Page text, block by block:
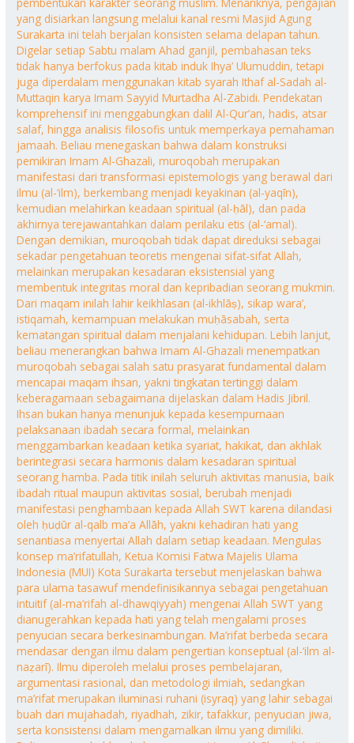
yang disiarkan langsung melalui kanal resmi Masjid Agung
Surakarta ini telah berjalan konsisten selama delapan tahun.
Digelar setiap Sabtu malam Ahad ganjil, pembahasan teks
tidak hanya berfokus pada kitab induk Ihya’ Ulumuddin, tetapi
juga diperdalam menggunakan kitab syarah Ithaf al-Sadah al-
Muttaqin karya Imam Sayyid Murtadha Al-Zabidi. Pendekatan
komprehensif ini menggabungkan dalil Al-Qur’an, hadis, atsar
salaf, hingga analisis filosofis untuk memperkaya pemahaman
jamaah. Beliau menegaskan bahwa dalam konstruksi
pemikiran Imam Al-Ghazali, muroqobah merupakan
manifestasi dari transformasi epistemologis yang berawal dari
ilmu (al-‘ilm), berkembang menjadi keyakinan (al-yaqīn),
kemudian melahirkan keadaan spiritual (al-ḥāl), dan pada
akhirnya terejawantahkan dalam perilaku etis (al-‘amal).
Dengan demikian, muroqobah tidak dapat direduksi sebagai
sekadar pengetahuan teoretis mengenai sifat-sifat Allah,
melainkan merupakan kesadaran eksistensial yang
membentuk integritas moral dan kepribadian seorang mukmin.
Dari maqam inilah lahir keikhlasan (al-ikhlāṣ), sikap wara’,
istiqamah, kemampuan melakukan muḥāsabah, serta
kematangan spiritual dalam menjalani kehidupan. Lebih lanjut,
beliau menerangkan bahwa Imam Al-Ghazali menempatkan
muroqobah sebagai salah satu prasyarat fundamental dalam
mencapai maqam ihsan, yakni tingkatan tertinggi dalam
keberagamaan sebagaimana dijelaskan dalam Hadis Jibril.
Ihsan bukan hanya menunjuk kepada kesempurnaan
pelaksanaan ibadah secara formal, melainkan
menggambarkan keadaan ketika syariat, hakikat, dan akhlak
berintegrasi secara harmonis dalam kesadaran spiritual
seorang hamba. Pada titik inilah seluruh aktivitas manusia, baik
ibadah ritual maupun aktivitas sosial, berubah menjadi
manifestasi penghambaan kepada Allah SWT karena dilandasi
oleh ḥuḍūr al-qalb ma’a Allāh, yakni kehadiran hati yang
senantiasa menyertai Allah dalam setiap keadaan. Mengulas
konsep ma’rifatullah, Ketua Komisi Fatwa Majelis Ulama
Indonesia (MUI) Kota Surakarta tersebut menjelaskan bahwa
para ulama tasawuf mendefinisikannya sebagai pengetahuan
intuitif (al-ma’rifah al-dhawqiyyah) mengenai Allah SWT yang
dianugerahkan kepada hati yang telah mengalami proses
penyucian secara berkesinambungan. Ma’rifat berbeda secara
mendasar dengan ilmu dalam pengertian konseptual (al-‘ilm al-
naẓarī). Ilmu diperoleh melalui proses pembelajaran,
argumentasi rasional, dan metodologi ilmiah, sedangkan
ma’rifat merupakan iluminasi ruhani (isyraq) yang lahir sebagai
buah dari mujahadah, riyadhah, zikir, tafakkur, penyucian jiwa,
serta konsistensi dalam mengamalkan ilmu yang dimiliki.